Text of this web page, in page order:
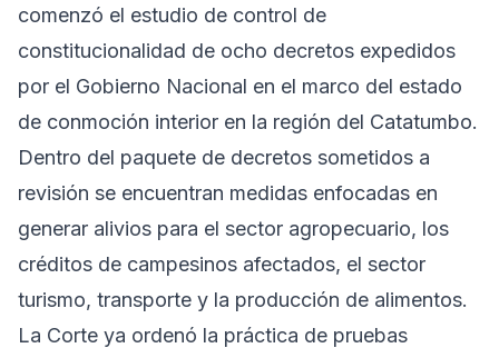
comenzó el estudio de control de
constitucionalidad de ocho decretos expedidos
por el Gobierno Nacional en el marco del estado
de conmoción interior en la región del Catatumbo.
Dentro del paquete de decretos sometidos a
revisión se encuentran medidas enfocadas en
generar alivios para el sector agropecuario, los
créditos de campesinos afectados, el sector
turismo, transporte y la producción de alimentos.
La Corte ya ordenó la práctica de pruebas